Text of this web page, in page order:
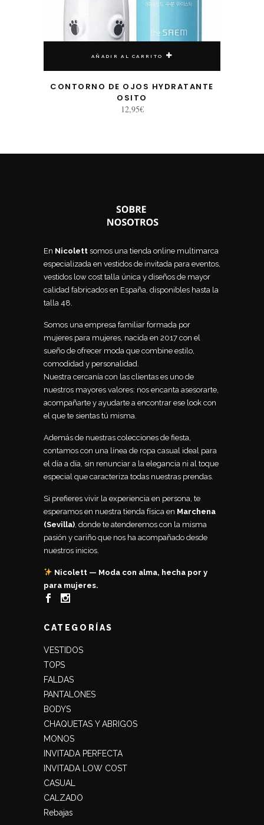
AÑADIR AL CARRITO
CONTORNO DE OJOS HYDRATANTE
OSITO
12,95€
En Nicolett somos una tienda online multimarca
especializada en vestidos de invitada para eventos,
vestidos low cost talla única y diseños de mayor
calidad fabricados en España, disponibles hasta la
talla 48.
Somos una empresa familiar formada por
mujeres para mujeres, nacida en 2017 con el
sueño de ofrecer moda que combine estilo,
comodidad y personalidad.
Nuestra cercanía con las clientas es uno de
nuestros mayores valores: nos encanta asesorarte,
acompañarte y ayudarte a encontrar ese look con
el que te sientas tú misma.
Además de nuestras colecciones de fiesta,
contamos con una línea de ropa casual ideal para
el día a día, sin renunciar a la elegancia ni al toque
especial que caracteriza todas nuestras prendas.
Si prefieres vivir la experiencia en persona, te
esperamos en nuestra tienda física en Marchena
(Sevilla) , donde te atenderemos con la misma
pasión y cariño que nos ha acompañado desde
nuestros inicios.
Nicolett — Moda con alma, hecha por y
para mujeres.
CATEGORÍAS
VESTIDOS
TOPS
FALDAS
PANTALONES
BODYS
CHAQUETAS Y ABRIGOS
MONOS
INVITADA PERFECTA
INVITADA LOW COST
CASUAL
CALZADO
Rebajas